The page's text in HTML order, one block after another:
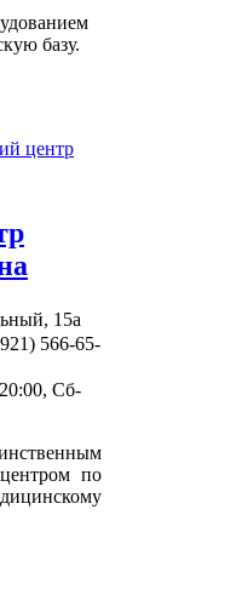
базу.
15а
566-65-
Сб-
по